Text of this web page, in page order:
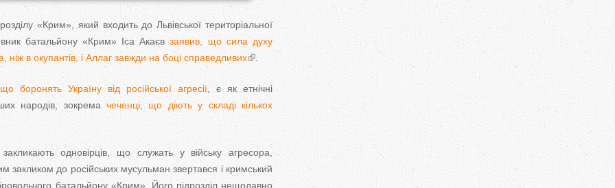
«Крим», який входить до Львівської територіальної
батальйону «Крим» Іса Акаєвзаявив, що сила духу
ніж в окупантів, і Аллаг завжди на боці справедливих
боронять Україну від російської агресії , є як етнічні
народів, зокрема чеченці, що діють у складі кількох
одновірців, що служать у війську агресора,
закликом до російських мусульман звертався і кримський
батальйону «Крим». Його підрозділ нещодавно